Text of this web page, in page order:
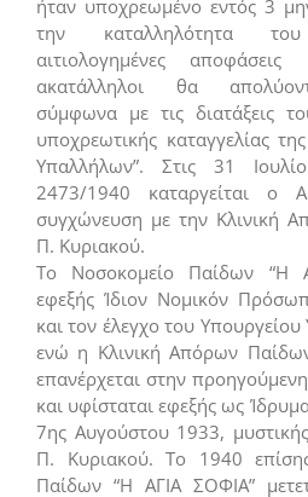
ήταν υποχρεωμένο εντός 3
την καταλληλότητα
αιτιολογημένες
ακατάλληλοι θα
σύμφωνα με τις διατάξεις
υποχρεωτικής καταγγελίας
Υπαλλήλων”. Στις 31
2473/1940 καταργείται
συγχώνευση με την Κλινική
Π. Κυριακού.
Το Νοσοκομείο Παίδων “Η
εφεξής Ίδιον Νομικόν
και τον έλεγχο του Υπουργείου
ενώ η Κλινική Απόρων
επανέρχεται στην
και υφίσταται εφεξής ως
7ης Αυγούστου 1933,
Π. Κυριακού. Το 1940
Παίδων “Η ΑΓΙΑ ΣΟΦΙΑ”